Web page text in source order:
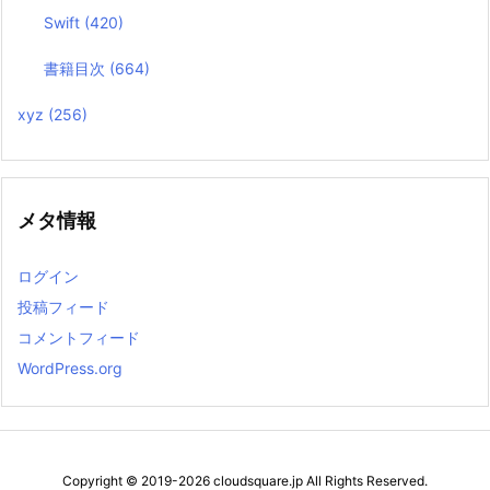
Swift (420)
書籍目次 (664)
xyz (256)
メタ情報
ログイン
投稿フィード
コメントフィード
WordPress.org
Copyright © 2019-2026 cloudsquare.jp All Rights Reserved.